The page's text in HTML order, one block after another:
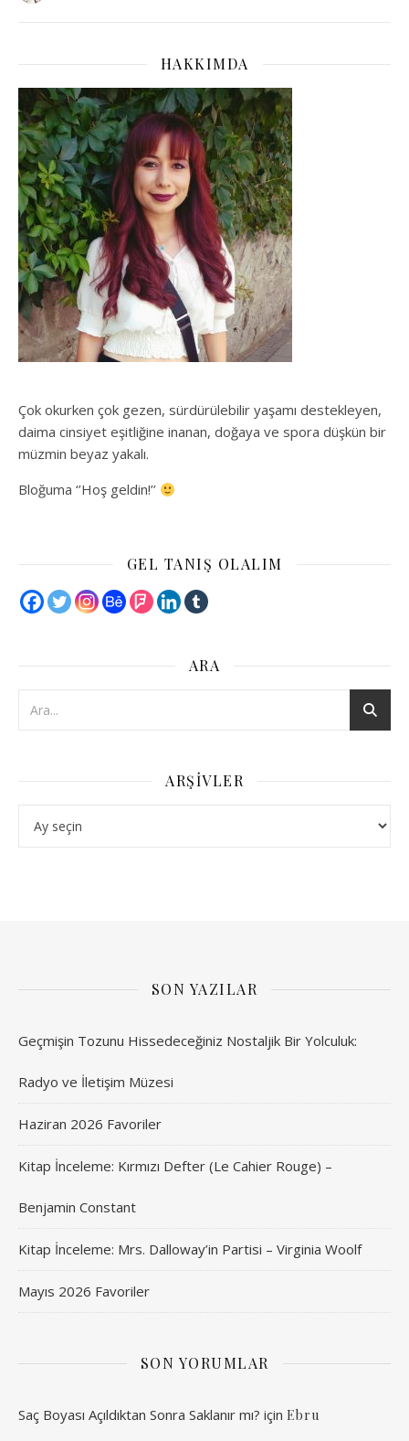
HAKKIMDA
Çok okurken çok gezen, sürdürülebilir yaşamı destekleyen,
daima cinsiyet eşitliğine inanan, doğaya ve spora düşkün bir
müzmin beyaz yakalı.
Bloğuma ‘’Hoş geldin!’’
GEL TANIŞ OLALIM
ARA
ARŞIVLER
SON YAZILAR
Geçmişin Tozunu Hissedeceğiniz Nostaljik Bir Yolculuk:
Radyo ve İletişim Müzesi
Haziran 2026 Favoriler
Kitap İnceleme: Kırmızı Defter (Le Cahier Rouge) –
Benjamin Constant
Kitap İnceleme: Mrs. Dalloway’in Partisi – Virginia Woolf
Mayıs 2026 Favoriler
SON YORUMLAR
Saç Boyası Açıldıktan Sonra Saklanır mı? için Ebru